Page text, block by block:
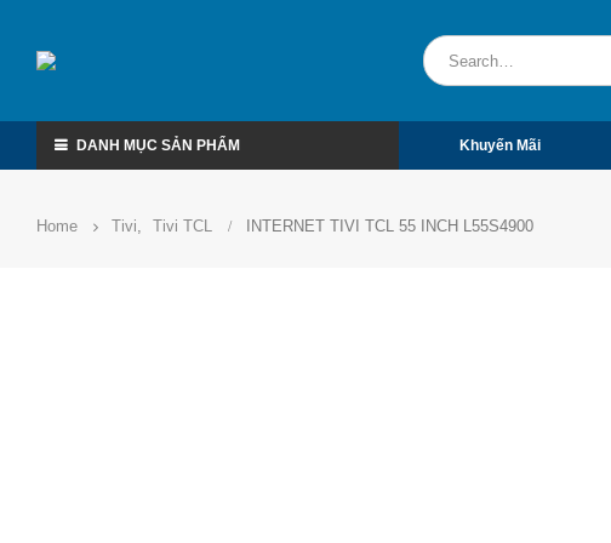
DANH MỤC SẢN PHẨM Khuyến Mãi
Home Tivi, Tivi TCL INTERNET TIVI TCL 55 INCH L55S4900